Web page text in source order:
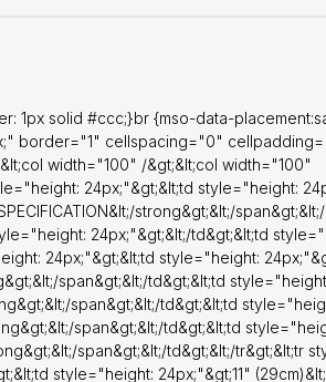
24px;"&gt;&lt;td style="height:
style="color:
style="height: 24px;"&gt;Do Not
td&gt;&lt;td style="height:
24px;"&gt;&lt;td style="height:
style="color:
style="height: 24px;"&gt;Do
td&gt;&lt;td style="height:
24px;"&gt;&lt;td style="height:
style="color:
td&gt;&lt;td style="height:
1px solid #ccc;}br {mso-data-
border="1" cellspacing="0"
width="100" /&gt;&lt;col width="100"
24px;"&gt;&lt;td style="height:
strong&gt;&lt;/
24px;"&gt;&lt;/td&gt;&lt;td
24px;"&gt;&lt;td style="height:
span&gt;&lt;/td&gt;&lt;td
span&gt;&lt;/td&gt;&lt;td
span&gt;&lt;/td&gt;&lt;td
span&gt;&lt;/td&gt;&lt;/tr&gt;&lt;tr
style="height: 24px;"&gt;11"